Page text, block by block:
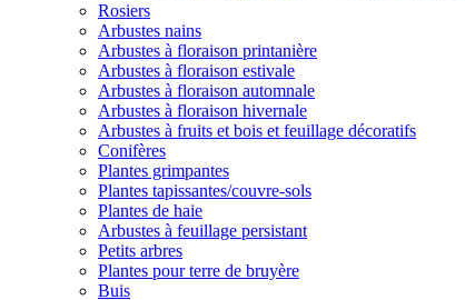
Rosiers
Arbustes nains
Arbustes à floraison printanière
Arbustes à floraison estivale
Arbustes à floraison automnale
Arbustes à floraison hivernale
Arbustes à fruits et bois et feuillage décoratifs
Conifères
Plantes grimpantes
Plantes tapissantes/couvre-sols
Plantes de haie
Arbustes à feuillage persistant
Petits arbres
Plantes pour terre de bruyère
Buis